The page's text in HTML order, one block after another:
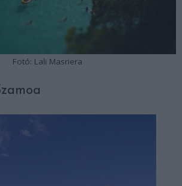
Fotó: Lali Masriera